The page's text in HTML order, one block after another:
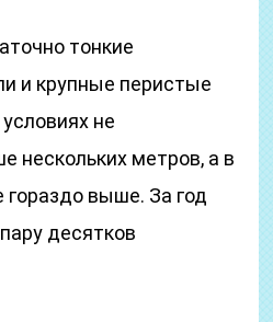
тонкие
и крупные перистые
не
нескольких метров, а в
гораздо выше. За год
десятков